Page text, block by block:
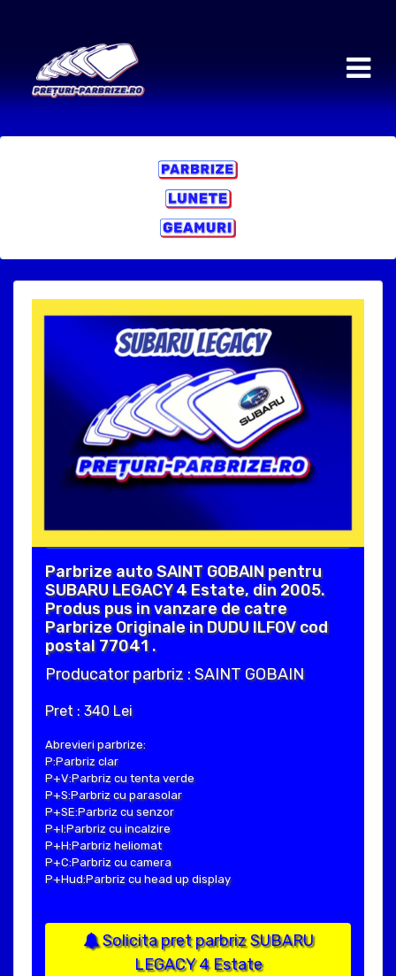
Parbrize auto SAINT GOBAIN pentru
SUBARU LEGACY 4 Estate, din 2005.
Produs pus in vanzare de catre
Parbrize Originale in DUDU ILFOV cod
postal 77041 .
Producator parbriz : SAINT GOBAIN
Pret : 340 Lei
Abrevieri parbrize:
P:Parbriz clar
P+V:Parbriz cu tenta verde
P+S:Parbriz cu parasolar
P+SE:Parbriz cu senzor
P+I:Parbriz cu incalzire
P+H:Parbriz heliomat
P+C:Parbriz cu camera
P+Hud:Parbriz cu head up display
Solicita pret parbriz SUBARU
LEGACY 4 Estate